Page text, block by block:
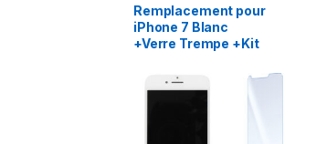
Remplacement pour
iPhone 7 Blanc
+Verre Trempe +Kit